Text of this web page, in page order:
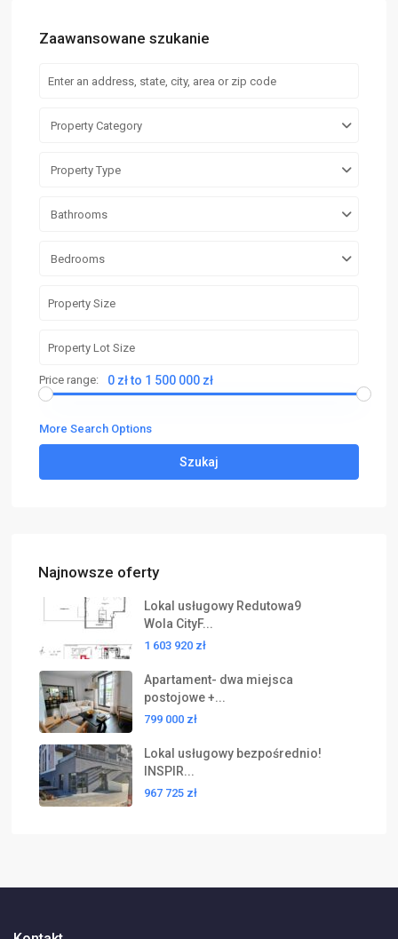
Zaawansowane szukanie
Property Category
Property Type
Bathrooms
Bedrooms
Price range: 0 zł to 1 500 000 zł
More Search Options
Szukaj
Najnowsze oferty
Lokal usługowy Redutowa9
Wola CityF...
1 603 920 zł
Apartament- dwa miejsca
postojowe +...
799 000 zł
Lokal usługowy bezpośrednio!
INSPIR...
967 725 zł